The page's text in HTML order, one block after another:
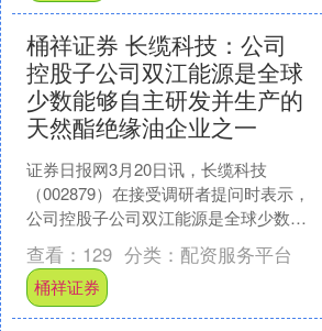
桶祥证券 长缆科技：公司
控股子公司双江能源是全球
少数能够自主研发并生产的
天然酯绝缘油企业之一
证券日报网3月20日讯，长缆科技
（002879）在接受调研者提问时表示，
公司控股子公司双江能源是全球少数能
够自主研发并生产的天然酯绝缘油企业
之一，自主研发的德普....
查看： 129 分类： 配资服务平台
桶祥证券